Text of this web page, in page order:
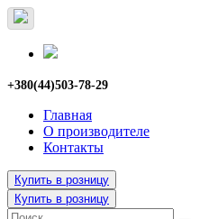
+380(44)503-78-29
Главная
О производителе
Контакты
Купить в розницу
Купить в розницу